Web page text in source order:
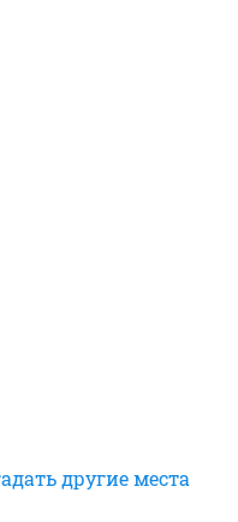
другие места